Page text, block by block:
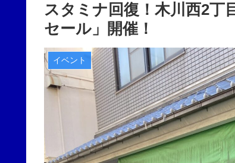
スタミナ回復！木川西2丁
セール」開催！
イベント